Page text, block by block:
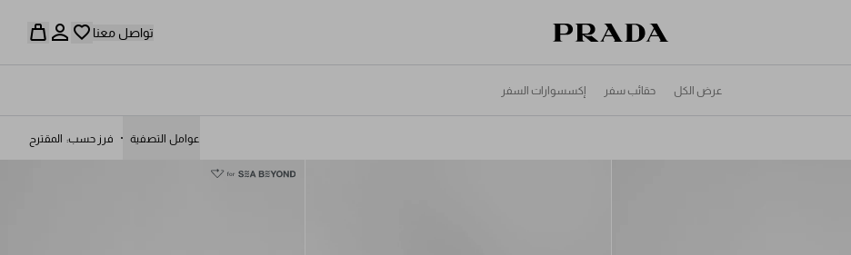
تواصل معنا سجِّل الدخول أو أنشئ حسابك الشخصي
واحفظوا قطعكم المفضّلة، واستلموها من هنا.
سجِّل الدخول أو أنشئ حسابك الشخصي
عرض الكل حقائب سفر إكسسوارات السفر
عوامل التصفية فرز حسب المقترح